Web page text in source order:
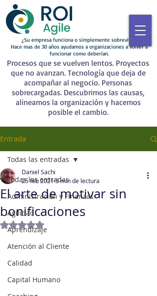
¿Su empresa funciona o simplemente sobrevive?
Hace mas de 30 años ayudamos a organizaciones a volver a
funcionar como deberían.
Procesos que se vuelven lentos. Proyectos
que no avanzan. Tecnología que deja de
acompañar al negocio. Personas
sobrecargadas. Descubrimos las causas,
alineamos la organización y hacemos
posible el cambio.
Entrada
Todas las entradas
Administración y Finanzas
Agilidad
Aprendizaje
Atención al Cliente
Calidad
Capital Humano
Todas las entradas
El arte de motivar sin
bonificaciones
Daniel Sachi
25 feb 20213 min de lectura
Obtuvo NaN de 5 estrellas.